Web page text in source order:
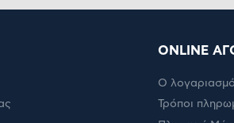
ONLINE
Ο
Τρόποι